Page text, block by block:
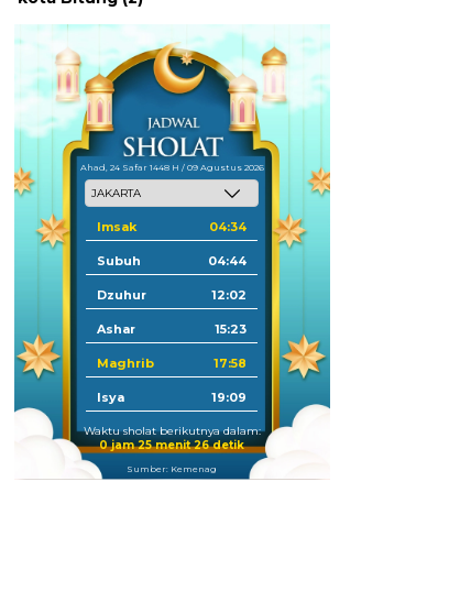
Ahad, 24 Safar 1448 H / 09 Agustus 2026
Imsak 04:34
Subuh 04:44
Dzuhur 12:02
Ashar 15:23
Maghrib 17:58
Isya 19:09
Waktu sholat berikutnya dalam:
0 jam 25 menit 25 detik
Sumber: Kemenag